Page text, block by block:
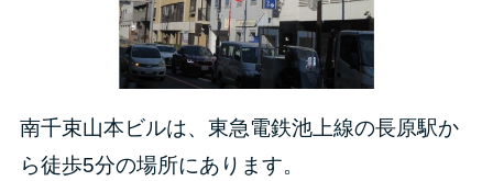
南千束山本ビルは、東急電鉄池上線の長原駅か
ら徒歩5分の場所にあります。